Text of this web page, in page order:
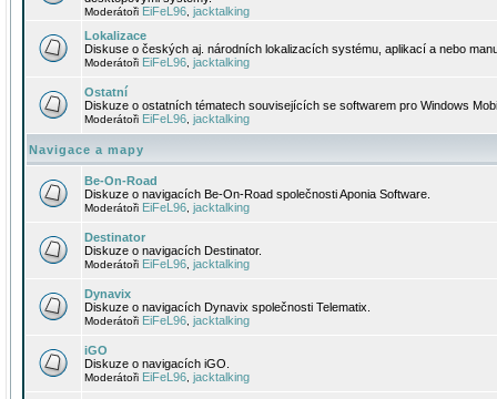
Moderátoři EiFeL96 jacktalking
Lokalizace
Diskuse o českých aj. národních lokalizacích systému, aplikací a nebo
Moderátoři EiFeL96 jacktalking
Ostatní
Diskuze o ostatních tématech souvisejících se softwarem pro Windows
Moderátoři EiFeL96 jacktalking
Navigace a mapy
Be-On-Road
Diskuze o navigacích Be-On-Road společnosti Aponia Software.
Moderátoři EiFeL96 jacktalking
Destinator
Diskuze o navigacích Destinator.
Moderátoři EiFeL96 jacktalking
Dynavix
Diskuze o navigacích Dynavix společnosti Telematix.
Moderátoři EiFeL96 jacktalking
iGO
Diskuze o navigacích iGO.
Moderátoři EiFeL96 jacktalking